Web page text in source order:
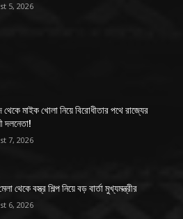
5, 2026
থেকে মাইক খোলা নিয়ে বিরোধীতার পথে রাজ্যের
দলনেতা!
7, 2026
থেকে বস্ত্র শিল্প নিয়ে বড় বার্তা মুখ্যমন্ত্রীর
6, 2026